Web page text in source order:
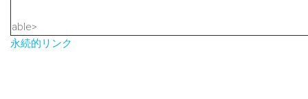
able>
永続的リンク